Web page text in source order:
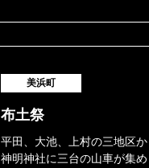
美浜町
布土祭
平田、大池、上村の三地区
神明神社に三台の山車が集